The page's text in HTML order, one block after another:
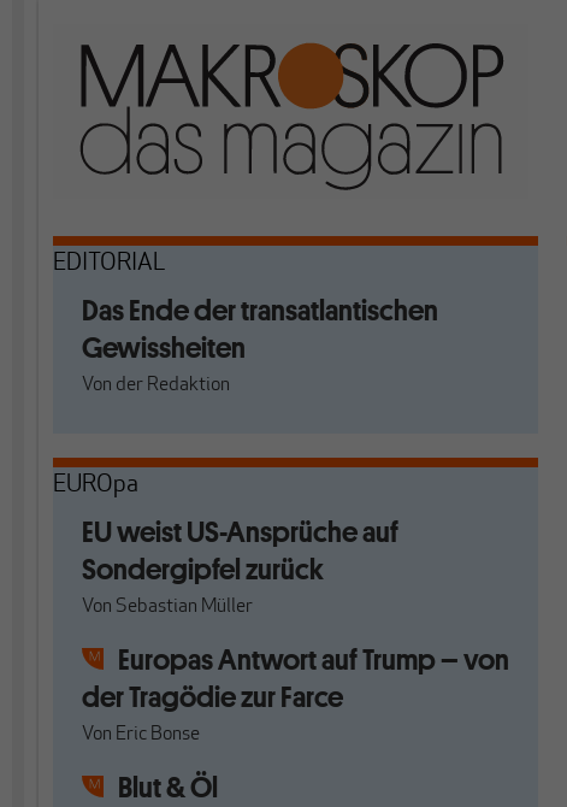
EDITORIAL
Das Ende der transatlantischen
Gewissheiten
Von der Redaktion
EUROpa
EU weist US-Ansprüche auf
Sondergipfel zurück
Von Sebastian Müller
Europas Antwort auf Trump – von
der Tragödie zur Farce
Von Eric Bonse
Blut & Öl